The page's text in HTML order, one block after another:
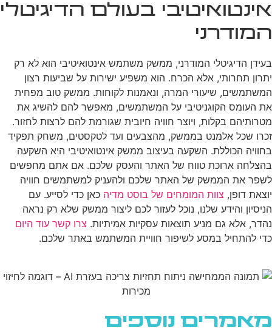
אינטואיטיבי בעולם הדיגיטלי
המודרני
בעידן הדיגיטלי המודרני, ממשק משתמש אינטואיטיבי הוא לא רק
יתרון תחרותי, אלא הכרח. הוא משפיע ישירות על שביעות רצון
המשתמשים, שיעורי המרה, ונאמנות לקוחות. ממשק טוב מפחית
את העומס הקוגניטיבי על המשתמשים, מאפשר להם להשיג את
מטרותיהם בקלות, ויוצר חוויה חיובית שגורמת להם לרצות לחזור.
זכרו שכל אלמנט בממשק, מהצבעים ועד לטקסטים, משחק תפקיד
בחוויה הכוללת. השקעה בעיצוב ממשק אינטואיטיבי היא השקעה
בהצלחה ארוכת טווח של האתר והעסק שלכם. אם אתם מחפשים
לשפר את הממשק של האתר שלכם ולהעניק למשתמשים חוויה
יוצאת דופן, צוות המומחים של בוסט מדיה כאן כדי לסייע. עם
הניסיון והידע שלנו, נוכל לעזור לכם ליצור ממשק שלא רק נראה
נהדר, אלא גם מניע תוצאות עסקיות אמיתיות. צרו קשר עוד היום
כדי להתחיל במסע לשיפור חוויית המשתמש באתר שלכם.
מאמרים נוספים